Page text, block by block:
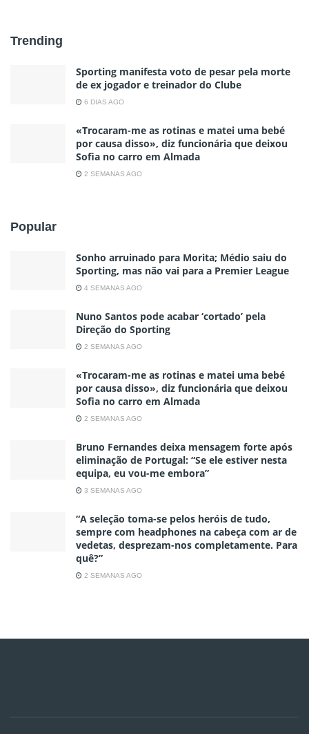
Trending
Sporting manifesta voto de pesar pela morte
de ex jogador e treinador do Clube
6 DIAS AGO
«Trocaram-me as rotinas e matei uma bebé
por causa disso», diz funcionária que deixou
Sofia no carro em Almada
2 SEMANAS AGO
Popular
Sonho arruinado para Morita; Médio saiu do
Sporting, mas não vai para a Premier League
4 SEMANAS AGO
Nuno Santos pode acabar ‘cortado’ pela
Direção do Sporting
2 SEMANAS AGO
«Trocaram-me as rotinas e matei uma bebé
por causa disso», diz funcionária que deixou
Sofia no carro em Almada
2 SEMANAS AGO
Bruno Fernandes deixa mensagem forte após
eliminação de Portugal: “Se ele estiver nesta
equipa, eu vou-me embora”
3 SEMANAS AGO
“A seleção toma-se pelos heróis de tudo,
sempre com headphones na cabeça com ar de
vedetas, desprezam-nos completamente. Para
quê?”
2 SEMANAS AGO